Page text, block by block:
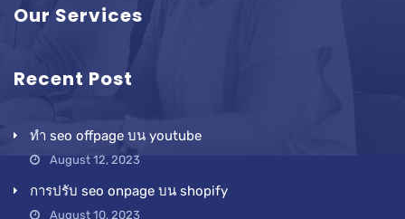
Our Services
Recent Post
ทำ seo offpage บน youtube
August 12, 2023
การปรับ seo onpage บน shopify
August 10, 2023